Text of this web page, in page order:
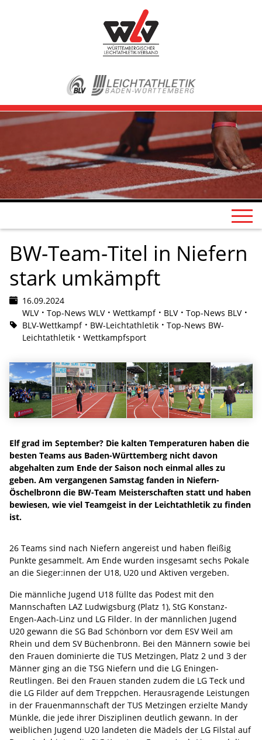
BW-Team-Titel in Niefern
stark umkämpft
16.09.2024
WLV
Top-News WLV Wettkampf BLV
Top-News BLV
BLV-Wettkampf
BW-Leichtathletik
Top-News BW-
Leichtathletik
Wettkampfsport
Elf grad im September? Die kalten Temperaturen haben die
besten Teams aus Baden-Württemberg nicht davon
abgehalten zum Ende der Saison noch einmal alles zu
geben. Am vergangenen Samstag fanden in Niefern-
Öschelbronn die BW-Team Meisterschaften statt und haben
bewiesen, wie viel Teamgeist in der Leichtathletik zu finden
ist.
26 Teams sind nach Niefern angereist und haben fleißig
Punkte gesammelt. Am Ende wurden insgesamt sechs Pokale
an die Sieger:innen der U18, U20 und Aktiven vergeben.
Die männliche Jugend U18 füllte das Podest mit den
Mannschaften LAZ Ludwigsburg (Platz 1), StG Konstanz-
Engen-Aach-Linz und LG Filder. In der männlichen Jugend
U20 gewann die SG Bad Schönborn vor dem ESV Weil am
Rhein und dem SV Büchenbronn. Bei den Männern sowie bei
den Frauen dominierte die TUS Metzingen, Platz 2 und 3 der
Männer ging an die TSG Niefern und die LG Eningen-
Reutlingen. Bei den Frauen standen zudem die LG Teck und
die LG Filder auf dem Treppchen. Herausragende Leistungen
in der Frauenmannschaft der TUS Metzingen erzielte Mandy
Münkle, die jede ihrer Disziplinen deutlich gewann. In der
weiblichen Jugend U20 landeten die Mädels der LG Filstal auf